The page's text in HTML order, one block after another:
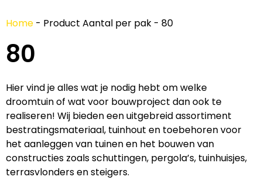
Home - Product Aantal per pak - 80
80
Hier vind je alles wat je nodig hebt om welke
droomtuin of wat voor bouwproject dan ook te
realiseren! Wij bieden een uitgebreid assortiment
bestratingsmateriaal, tuinhout en toebehoren voor
het aanleggen van tuinen en het bouwen van
constructies zoals schuttingen, pergola’s, tuinhuisjes,
terrasvlonders en steigers.